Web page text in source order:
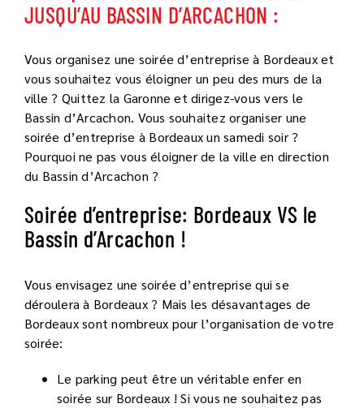
JUSQU’AU BASSIN D’ARCACHON :
Vous organisez une soirée d’entreprise à Bordeaux et
vous souhaitez vous éloigner un peu des murs de la
ville ? Quittez la Garonne et dirigez-vous vers le
Bassin d’Arcachon. Vous souhaitez organiser une
soirée d’entreprise à Bordeaux un samedi soir ?
Pourquoi ne pas vous éloigner de la ville en direction
du Bassin d’Arcachon ?
Soirée d’entreprise: Bordeaux VS le
Bassin d’Arcachon !
Vous envisagez une soirée d’entreprise qui se
déroulera à Bordeaux ? Mais les désavantages de
Bordeaux sont nombreux pour l’organisation de votre
soirée:
Le parking peut être un véritable enfer en
soirée sur Bordeaux ! Si vous ne souhaitez pas